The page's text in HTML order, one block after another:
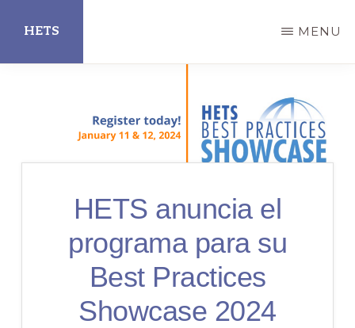
main
HETS MENU
HETS anuncia el
programa para su
Best Practices
Showcase 2024